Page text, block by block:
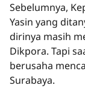
Sebelumnya,
Yasin yang
dirinya masih
Dikpora. Tapi
berusaha
Surabaya.